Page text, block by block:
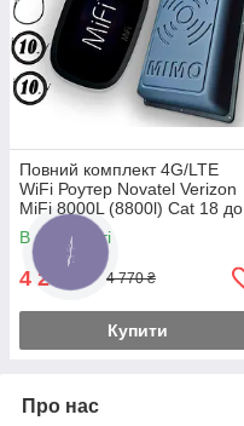
Повний комплект 4G/LTE
WiFi Роутер Novatel Verizon
MiFi 8000L (8800l) Cat 18 до
1.2 Гб/с + MiMo антеною
2×17 dbi
В наявності
4 270 ₴ 4 770 ₴
Купити
Про нас